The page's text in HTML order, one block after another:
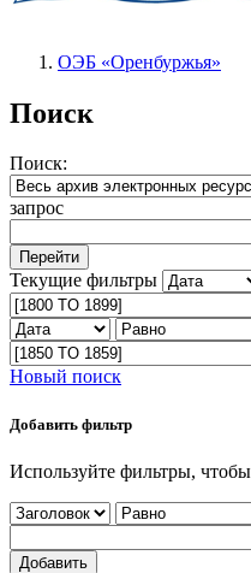
ОЭБ «Оренбуржья»
Поиск
Поиск:
запрос
Текущие фильтры
Новый поиск
Добавить фильтр
Используйте фильтры,